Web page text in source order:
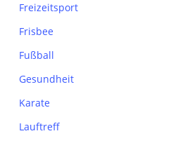
Freizeitsport
Frisbee
Fußball
Gesundheit
Karate
Lauftreff